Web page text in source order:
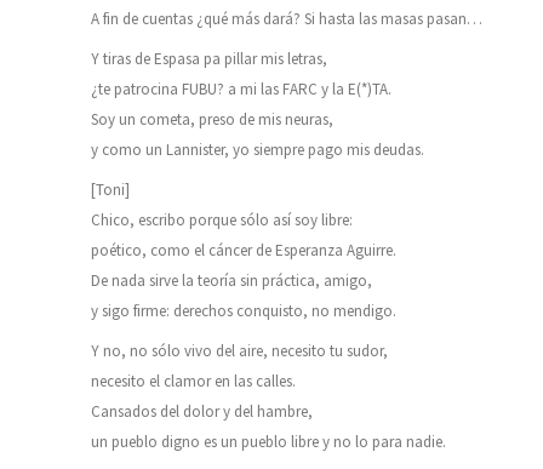
A fin de cuentas ¿qué más dará? Si hasta las masas pasan…
Y tiras de Espasa pa pillar mis letras,
¿te patrocina FUBU? a mi las FARC y la E(*)TA.
Soy un cometa, preso de mis neuras,
y como un Lannister, yo siempre pago mis deudas.
[Toni]
Chico, escribo porque sólo así soy libre:
poético, como el cáncer de Esperanza Aguirre.
De nada sirve la teoría sin práctica, amigo,
y sigo firme: derechos conquisto, no mendigo.
Y no, no sólo vivo del aire, necesito tu sudor,
necesito el clamor en las calles.
Cansados del dolor y del hambre,
un pueblo digno es un pueblo libre y no lo para nadie.